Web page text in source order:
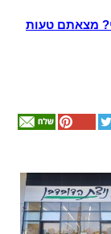
מצאתם טעות